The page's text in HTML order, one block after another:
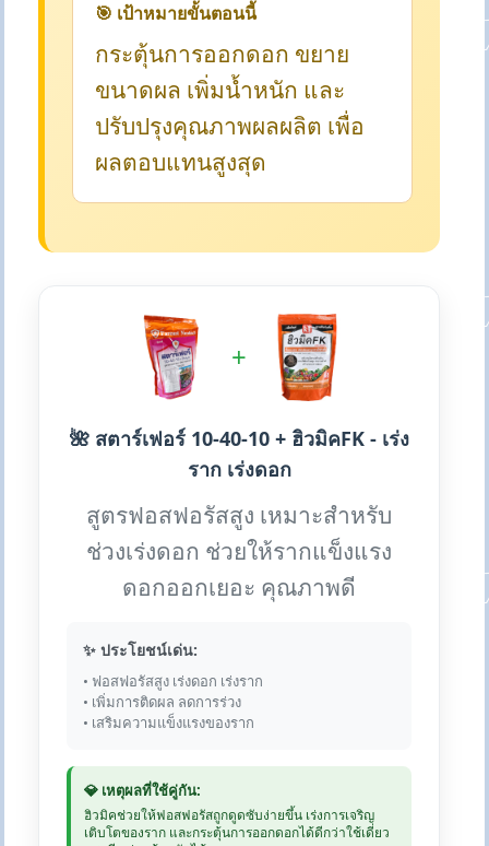
🎯 เป้าหมายขั้นตอนนี้
กระตุ้นการออกดอก ขยาย
ขนาดผล เพิ่มน้ำหนัก และ
ปรับปรุงคุณภาพผลผลิต เพื่อ
ผลตอบแทนสูงสุด
+
🌺 สตาร์เฟอร์ 10-40-10 + ฮิวมิคFK - เร่ง
ราก เร่งดอก
สูตรฟอสฟอรัสสูง เหมาะสำหรับ
ช่วงเร่งดอก ช่วยให้รากแข็งแรง
ดอกออกเยอะ คุณภาพดี
✨ ประโยชน์เด่น:
• ฟอสฟอรัสสูง เร่งดอก เร่งราก
• เพิ่มการติดผล ลดการร่วง
• เสริมความแข็งแรงของราก
💎 เหตุผลที่ใช้คู่กัน:
ฮิวมิคช่วยให้ฟอสฟอรัสถูกดูดซับง่ายขึ้น เร่งการเจริญ
เติบโตของราก และกระตุ้นการออกดอกได้ดีกว่าใช้เดี่ยว